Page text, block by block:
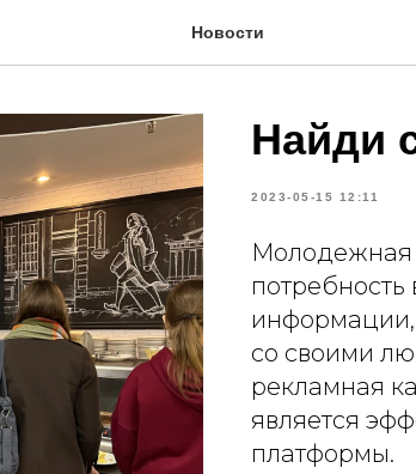
Новости
Найди
2023-05-15 12:11
Молодежная
информации,
со своими
рекламная
является
платформы.